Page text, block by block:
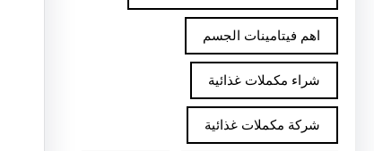
اهم فيتامينات الجسم
شراء مكملات غذائية
شركة مكملات غذائية